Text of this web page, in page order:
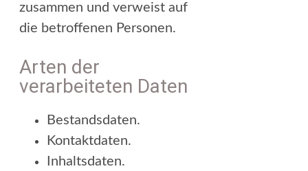
zusammen und verweist auf
die betroffenen Personen.
Arten der
verarbeiteten Daten
Bestandsdaten.
Kontaktdaten.
Inhaltsdaten.